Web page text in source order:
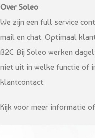
Over Soleo
We zijn een full service
mail en chat. Optimaal
B2C. Bij Soleo werken
niet uit in welke functie of
klantcontact.
Kijk voor meer informatie